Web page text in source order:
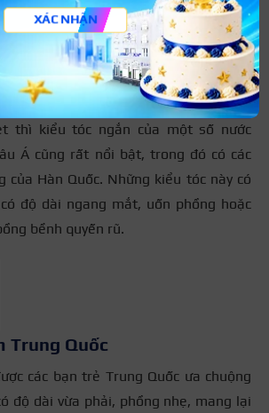
Hàn Quốc
tóc nam ngắn Châu Á hot hit như side
thì kiểu tóc ngắn của một số nước
Á cũng rất nổi bật, trong đó có các
của Hàn Quốc. Những kiểu tóc này có
độ dài ngang mắt, uốn phồng hoặc
bềnh quyến rũ.
Trung Quốc
các bạn trẻ Trung Quốc ưa chuộng
độ dài vừa phải, phồng nhẹ, mang lại
XÁC NHẬN